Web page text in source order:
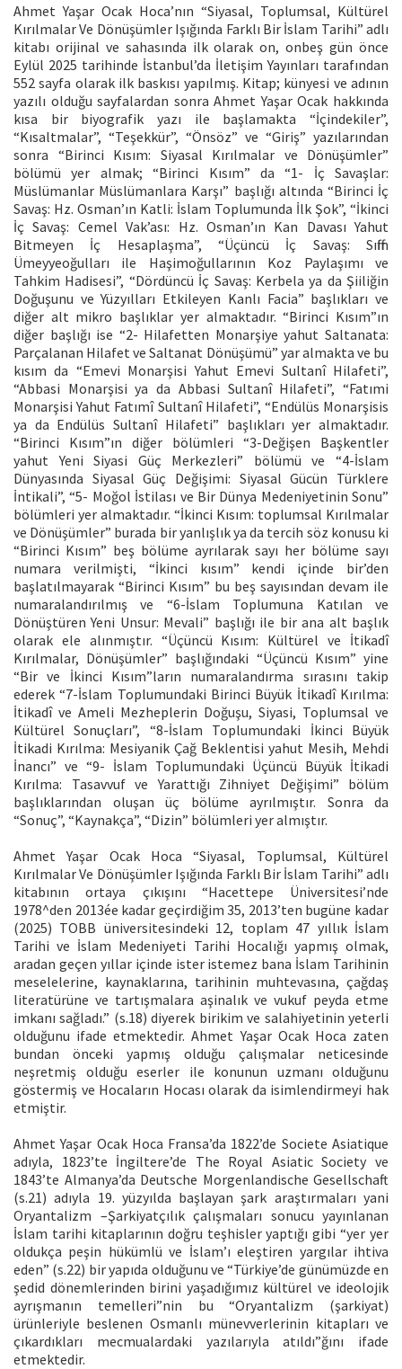
Ahmet Yaşar Ocak Hoca’nın “Siyasal, Toplumsal, Kültürel
Kırılmalar Ve Dönüşümler Işığında Farklı Bir İslam Tarihi” adlı
kitabı orijinal ve sahasında ilk olarak on, onbeş gün önce
Eylül 2025 tarihinde İstanbul’da İletişim Yayınları tarafından
552 sayfa olarak ilk baskısı yapılmış. Kitap; künyesi ve adının
yazılı olduğu sayfalardan sonra Ahmet Yaşar Ocak hakkında
kısa bir biyografik yazı ile başlamakta “İçindekiler”,
“Kısaltmalar”, “Teşekkür”, “Önsöz” ve “Giriş” yazılarından
sonra “Birinci Kısım: Siyasal Kırılmalar ve Dönüşümler”
bölümü yer almak; “Birinci Kısım” da “1- İç Savaşlar:
Müslümanlar Müslümanlara Karşı” başlığı altında “Birinci İç
Savaş: Hz. Osman’ın Katli: İslam Toplumunda İlk Şok”, “İkinci
İç Savaş: Cemel Vak’ası: Hz. Osman’ın Kan Davası Yahut
Bitmeyen İç Hesaplaşma”, “Üçüncü İç Savaş: Sıffin
Ümeyyeoğulları ile Haşimoğullarının Koz Paylaşımı ve
Tahkim Hadisesi”, “Dördüncü İç Savaş: Kerbela ya da Şiiliğin
Doğuşunu ve Yüzyılları Etkileyen Kanlı Facia” başlıkları ve
diğer alt mikro başlıklar yer almaktadır. “Birinci Kısım”ın
diğer başlığı ise “2- Hilafetten Monarşiye yahut Saltanata:
Parçalanan Hilafet ve Saltanat Dönüşümü” yar almakta ve bu
kısım da “Emevi Monarşisi Yahut Emevi Sultanî Hilafeti”,
“Abbasi Monarşisi ya da Abbasi Sultanî Hilafeti”, “Fatımi
Monarşisi Yahut Fatımî Sultanî Hilafeti”, “Endülüs Monarşisis
ya da Endülüs Sultanî Hilafeti” başlıkları yer almaktadır.
“Birinci Kısım”ın diğer bölümleri “3-Değişen Başkentler
yahut Yeni Siyasi Güç Merkezleri” bölümü ve “4-İslam
Dünyasında Siyasal Güç Değişimi: Siyasal Gücün Türklere
İntikali”, “5- Moğol İstilası ve Bir Dünya Medeniyetinin Sonu”
bölümleri yer almaktadır. “İkinci Kısım: toplumsal Kırılmalar
ve Dönüşümler” burada bir yanlışlık ya da tercih söz konusu ki
“Birinci Kısım” beş bölüme ayrılarak sayı her bölüme sayı
numara verilmişti, “İkinci kısım” kendi içinde bir’den
başlatılmayarak “Birinci Kısım” bu beş sayısından devam ile
numaralandırılmış ve “6-İslam Toplumuna Katılan ve
Dönüştüren Yeni Unsur: Mevali” başlığı ile bir ana alt başlık
olarak ele alınmıştır. “Üçüncü Kısım: Kültürel ve İtikadî
Kırılmalar, Dönüşümler” başlığındaki “Üçüncü Kısım” yine
“Bir ve İkinci Kısım”ların numaralandırma sırasını takip
ederek “7-İslam Toplumundaki Birinci Büyük İtikadî Kırılma:
İtikadî ve Ameli Mezheplerin Doğuşu, Siyasi, Toplumsal ve
Kültürel Sonuçları”, “8-İslam Toplumundaki İkinci Büyük
İtikadi Kırılma: Mesiyanik Çağ Beklentisi yahut Mesih, Mehdi
İnancı” ve “9- İslam Toplumundaki Üçüncü Büyük İtikadi
Kırılma: Tasavvuf ve Yarattığı Zihniyet Değişimi” bölüm
başlıklarından oluşan üç bölüme ayrılmıştır. Sonra da
“Sonuç”, “Kaynakça”, “Dizin” bölümleri yer almıştır.
Ahmet Yaşar Ocak Hoca “Siyasal, Toplumsal, Kültürel
Kırılmalar Ve Dönüşümler Işığında Farklı Bir İslam Tarihi” adlı
kitabının ortaya çıkışını “Hacettepe Üniversitesi’nde
1978^den 2013ée kadar geçirdiğim 35, 2013’ten bugüne kadar
(2025) TOBB üniversitesindeki 12, toplam 47 yıllık İslam
Tarihi ve İslam Medeniyeti Tarihi Hocalığı yapmış olmak,
aradan geçen yıllar içinde ister istemez bana İslam Tarihinin
meselelerine, kaynaklarına, tarihinin muhtevasına, çağdaş
literatürüne ve tartışmalara aşinalık ve vukuf peyda etme
imkanı sağladı.” (s.18) diyerek birikim ve salahiyetinin yeterli
olduğunu ifade etmektedir. Ahmet Yaşar Ocak Hoca zaten
bundan önceki yapmış olduğu çalışmalar neticesinde
neşretmiş olduğu eserler ile konunun uzmanı olduğunu
göstermiş ve Hocaların Hocası olarak da isimlendirmeyi hak
etmiştir.
Ahmet Yaşar Ocak Hoca Fransa’da 1822’de Societe Asiatique
adıyla, 1823’te İngiltere’de The Royal Asiatic Society ve
1843’te Almanya’da Deutsche Morgenlandische Gesellschaft
(s.21) adıyla 19. yüzyılda başlayan şark araştırmaları yani
Oryantalizm –Şarkiyatçılık çalışmaları sonucu yayınlanan
İslam tarihi kitaplarının doğru teşhisler yaptığı gibi “yer yer
oldukça peşin hükümlü ve İslam’ı eleştiren yargılar ihtiva
eden” (s.22) bir yapıda olduğunu ve “Türkiye’de günümüzde en
şedid dönemlerinden birini yaşadığımız kültürel ve ideolojik
ayrışmanın temelleri”nin bu “Oryantalizm (şarkiyat)
ürünleriyle beslenen Osmanlı münevverlerinin kitapları ve
çıkardıkları mecmualardaki yazılarıyla atıldı”ğını ifade
etmektedir.